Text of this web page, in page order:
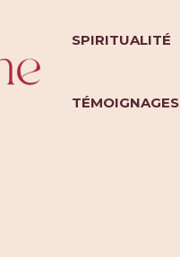
SPIRITUALITÉ
TÉMOIGNAGES